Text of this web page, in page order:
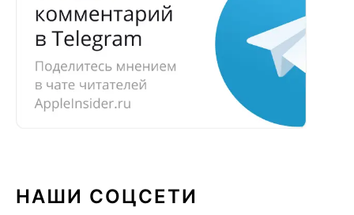
НАШИ СОЦСЕТИ